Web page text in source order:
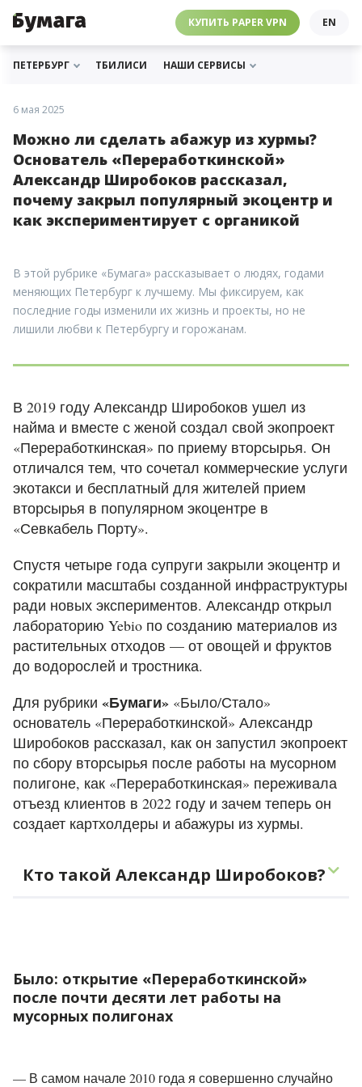
КУПИТЬ PAPER VPN EN
РАССЫЛКИ
МЫ В ИНСТАГРАМЕ
ПОДДЕРЖАТЬ «БУМАГУ»
ПЕТЕРБУРГ ТБИЛИСИ НАШИ СЕРВИСЫ
ЧЕБУРНЕТ
⛔️ ГАЙД ПРО ЧЕБУРНЕТ
МЫ В ТЕЛЕГРАМЕ
PAPER VPN
6 мая 2025
Можно ли сделать абажур из хурмы?
Основатель «Переработкинской»
Александр Широбоков рассказал,
почему закрыл популярный экоцентр и
как экспериментирует с органикой
В этой рубрике «Бумага» рассказывает о людях, годами
меняющих Петербург к лучшему. Мы фиксируем, как
последние годы изменили их жизнь и проекты, но не
лишили любви к Петербургу и горожанам.
В 2019 году Александр Широбоков ушел из
найма и вместе с женой создал свой экопроект
«Переработкинская» по приему вторсырья. Он
отличался тем, что сочетал коммерческие услуги
экотакси и бесплатный для жителей прием
вторсырья в популярном экоцентре в
«Севкабель Порту».
Спустя четыре года супруги закрыли экоцентр и
сократили масштабы созданной инфраструктуры
ради новых экспериментов. Александр открыл
лабораторию Yebio по созданию материалов из
растительных отходов — от овощей и фруктов
до водорослей и тростника.
Для рубрики «Бумаги» «Было/Стало»
основатель «Переработкинской» Александр
Широбоков рассказал, как он запустил экопроект
по сбору вторсырья после работы на мусорном
полигоне, как «Переработкинская» переживала
отъезд клиентов в 2022 году и зачем теперь он
создает картхолдеры и абажуры из хурмы.
Кто такой Александр Широбоков?
Было: открытие «Переработкинской»
после почти десяти лет работы на
мусорных полигонах
— В самом начале 2010 года я совершенно случайно